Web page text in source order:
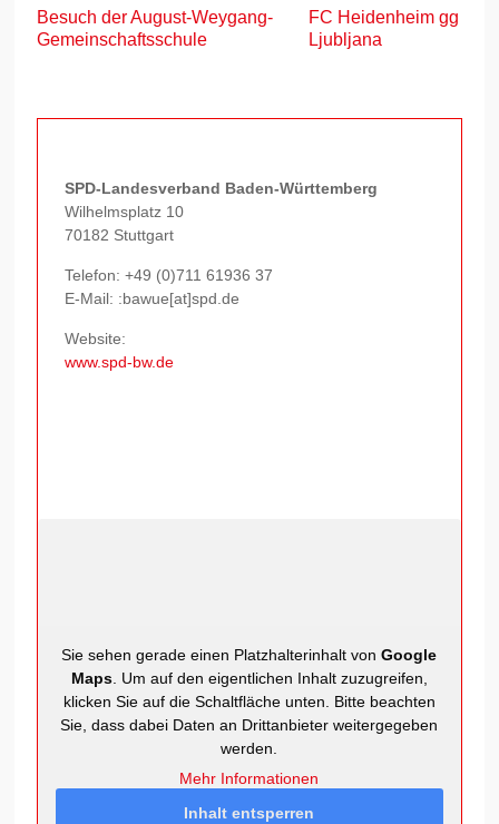
Besuch der August-Weygang-
Gemeinschaftsschule
FC Heidenheim gg
Ljubljana
SPD-Landesverband Baden-Württemberg
Wilhelmsplatz 10
70182 Stuttgart
Telefon:+49 (0)711 61936 37
E-Mail: :bawue[at]spd.de
Website:
www.spd-bw.de
Sie sehen gerade einen Platzhalterinhalt vonGoogle
Maps. Um auf den eigentlichen Inhalt zuzugreifen,
klicken Sie auf die Schaltfläche unten. Bitte beachten
Sie, dass dabei Daten an Drittanbieter weitergegeben
werden.
Mehr Informationen
Inhalt entsperren